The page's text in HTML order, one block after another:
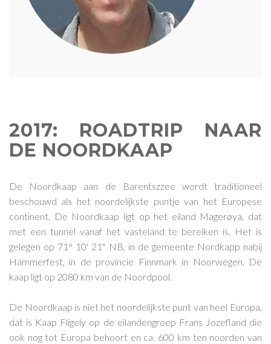
2017: ROADTRIP NAAR
DE NOORDKAAP
De Noordkaap aan de Barentszzee wordt traditioneel
beschouwd als het noordelijkste puntje van het Europese
continent. De Noordkaap ligt op het eiland Magerøya, dat
met een tunnel vanaf het vasteland te bereiken is. Het is
gelegen op 71° 10' 21" NB, in de gemeente Nordkapp nabij
Hammerfest, in de provincie Finnmark in Noorwegen. De
kaap ligt op 2080 km van de Noordpool.
De Noordkaap is niet het noordelijkste punt van heel Europa,
dat is Kaap Fligely op de eilandengroep Frans Jozefland die
ook nog tot Europa behoort en ca. 600 km ten noorden van